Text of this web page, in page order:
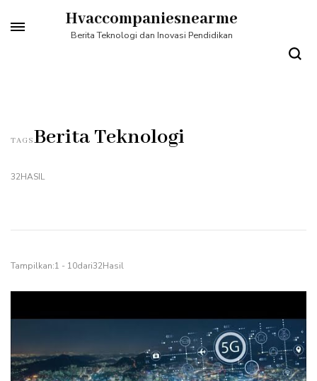
ke
Hvaccompaniesnearme
Berita Teknologi dan Inovasi Pendidikan
TAGSBerita Teknologi
32HASIL
Tampilkan:1 - 10dari32Hasil